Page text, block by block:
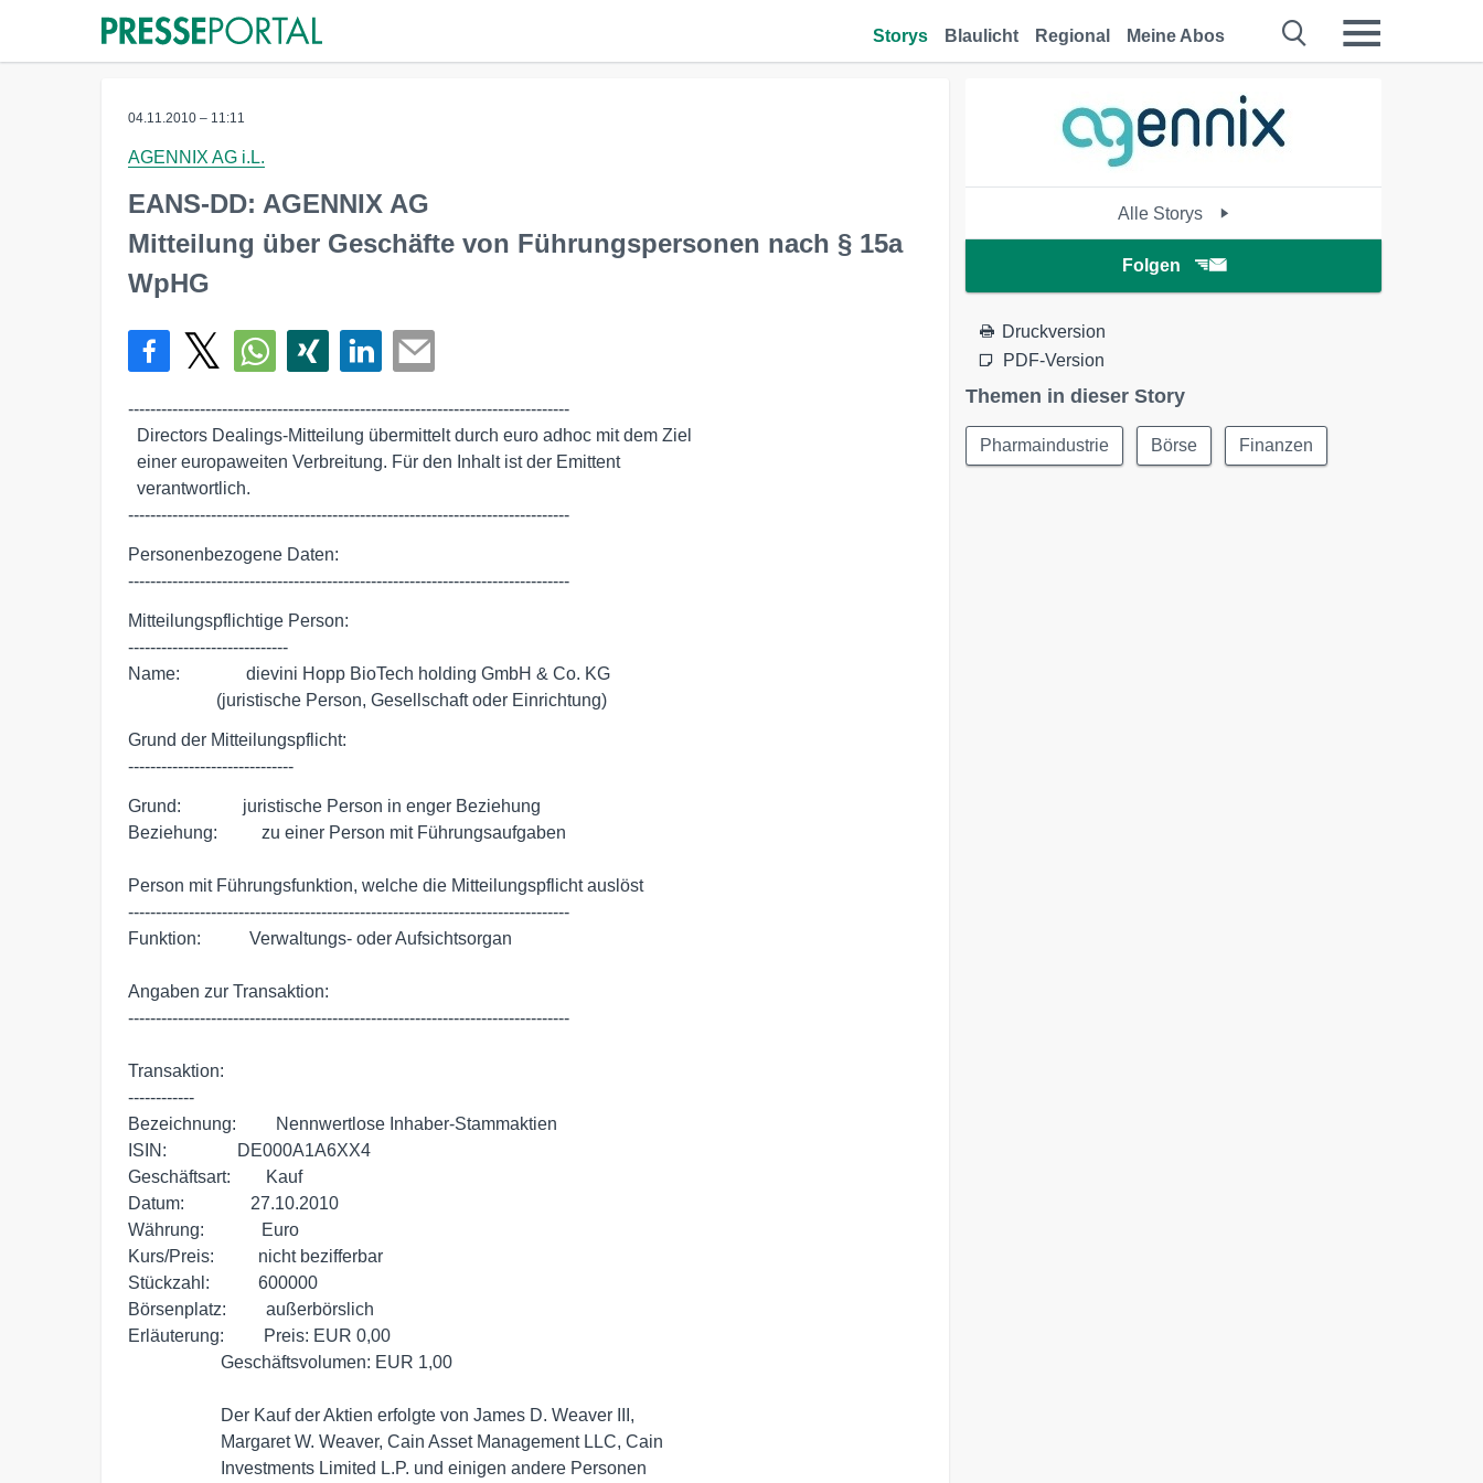
Storys Blaulicht Regional Meine Abos
04.11.2010 – 11:11
AGENNIX AG i.L.
EANS-DD: AGENNIX AG
Mitteilung über Geschäfte von Führungspersonen nach § 15a
WpHG
--------------------------------------------------------------------------------
--------------------------------------------------------------------------------
Personenbezogene Daten:
--------------------------------------------------------------------------------
Mitteilungspflichtige Person:
-----------------------------
Name:               dievini Hopp BioTech holding GmbH & Co. KG
                    (juristische Person, Gesellschaft oder Einrichtung)
Grund der Mitteilungspflicht:
------------------------------
Grund:              juristische Person in enger Beziehung
Beziehung:          zu einer Person mit Führungsaufgaben
Person mit Führungsfunktion, welche die Mitteilungspflicht auslöst
--------------------------------------------------------------------------------
Funktion:           Verwaltungs- oder Aufsichtsorgan
Angaben zur Transaktion:
--------------------------------------------------------------------------------
Transaktion:
------------
Bezeichnung:         Nennwertlose Inhaber-Stammaktien
ISIN:                DE000A1A6XX4
Geschäftsart:        Kauf
Datum:               27.10.2010
Währung:             Euro
Kurs/Preis:          nicht bezifferbar
Stückzahl:           600000
Börsenplatz:         außerbörslich
Erläuterung:         Preis: EUR 0,00
Alle Storys
Folgen
Druckversion
PDF-Version
Themen in dieser Story
Pharmaindustrie Börse Finanzen